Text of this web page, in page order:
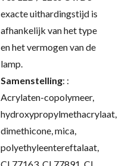
exacte uithardingstijd is
afhankelijk van het type
en het vermogen van de
lamp.
Samenstelling: :
Acrylaten-copolymeer,
hydroxypropylmethacrylaat,
dimethicone, mica,
polyethyleentereftalaat,